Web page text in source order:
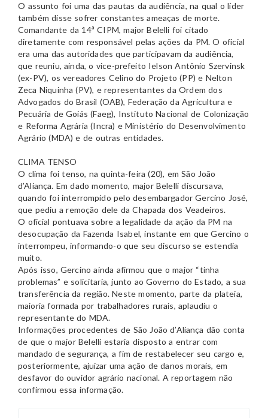
O assunto foi uma das pautas da audiência, na qual o líder
também disse sofrer constantes ameaças de morte.
Comandante da 14ª CIPM, major Belelli foi citado
diretamente com responsável pelas ações da PM. O oficial
era uma das autoridades que participavam da audiência,
que reuniu, ainda, o vice-prefeito Ielson Antônio Szervinsk
(ex-PV), os vereadores Celino do Projeto (PP) e Nelton
Zeca Niquinha (PV), e representantes da Ordem dos
Advogados do Brasil (OAB), Federação da Agricultura e
Pecuária de Goiás (Faeg), Instituto Nacional de Colonização
e Reforma Agrária (Incra) e Ministério do Desenvolvimento
Agrário (MDA) e de outras entidades.
CLIMA TENSO
O clima foi tenso, na quinta-feira (20), em São João
d’Aliança. Em dado momento, major Belelli discursava,
quando foi interrompido pelo desembargador Gercino José,
que pediu a remoção dele da Chapada dos Veadeiros.
O oficial pontuava sobre a legalidade da ação da PM na
desocupação da Fazenda Isabel, instante em que Gercino o
interrompeu, informando-o que seu discurso se estendia
muito.
Após isso, Gercino ainda afirmou que o major “tinha
problemas” e solicitaria, junto ao Governo do Estado, a sua
transferência da região. Neste momento, parte da plateia,
maioria formada por trabalhadores rurais, aplaudiu o
representante do MDA.
Informações procedentes de São João d’Aliança dão conta
de que o major Belelli estaria disposto a entrar com
mandado de segurança, a fim de restabelecer seu cargo e,
posteriormente, ajuizar uma ação de danos morais, em
desfavor do ouvidor agrário nacional. A reportagem não
confirmou essa informação.